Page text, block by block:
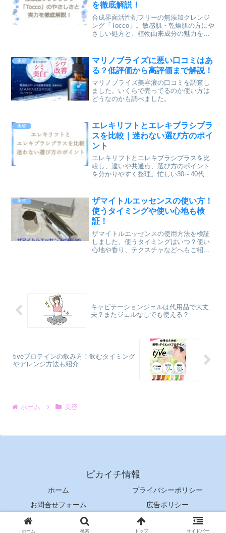
を徹底解説！
合成界面活性剤フリーの無添加クレンジ
ング「Tocco」。敏感肌・乾燥肌の方にや
さしい処方と、植物由来成分の魅力を詳
美容
マリノブライズに悪い口コミはあ
る？低評価から高評価まで解説！
マリノブライズ美容液の口コミを調査し
ました。いくらで売ってるのか使い方は
どうなのかも調べました。
美容
エレキリフトとエレキブラシプラ
スを比較｜迷わない選び方のポイ
ント
エレキリフトとエレキブラシプラスを比
較し、違いや共通点、選び方のポイント
を分かりやすく整理。忙しい30～40代女
美容
ザマイトルエッセンスの使い方！
使うタイミングや使い心地も検
証！
ザマイトルエッセンスの使用方法を検証
しました。使うタイミングはいつ？使い
心地や香り、テクスチャなどへもご紹介
キャビテーションジェルは代用品で大丈
夫？またジェルなしでも使える？
tiveプロテインの飲み方！飲むタイミング
やアレンジ方法も紹介
ホーム 美容
ピカイチ情報
ホーム
プライバシーポリシー
お問合せフォーム
広告ポリシー
© 2023 ピカイチ情報.
ホーム 検索 トップ サイドバー